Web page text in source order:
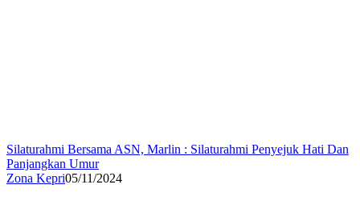
Silaturahmi Bersama ASN, Marlin : Silaturahmi Penyejuk Hati Dan
Panjangkan Umur
Zona Kepri05/11/2024